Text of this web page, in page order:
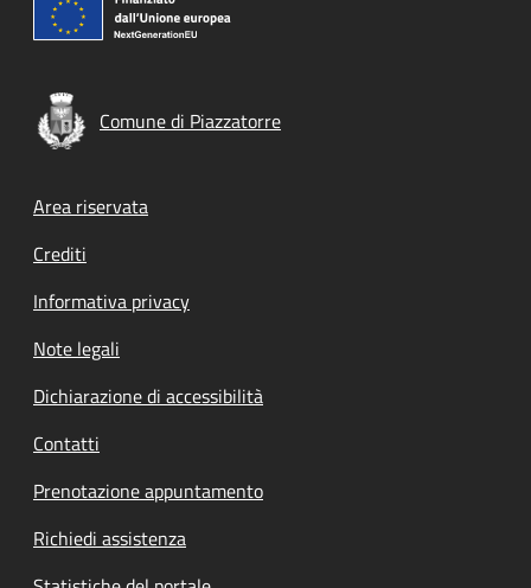
Comune di Piazzatorre
Footer menu
Area riservata
Crediti
Informativa privacy
Note legali
Dichiarazione di accessibilità
Contatti
Prenotazione appuntamento
Richiedi assistenza